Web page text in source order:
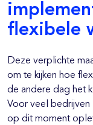
flexibele
Deze verplichte
om te kijken hoe
de andere dag het
Voor veel bedrijven
op dit moment